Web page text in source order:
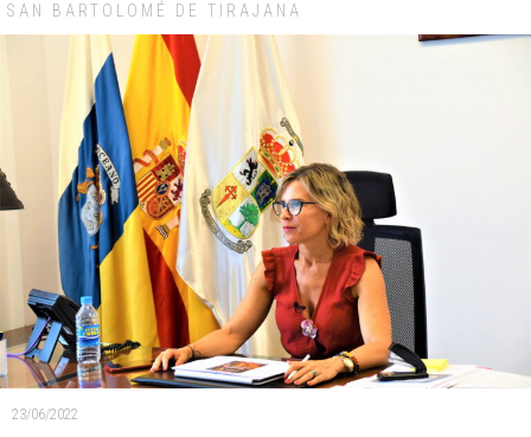
SAN BARTOLOMÉ DE TIRAJANA
23/06/2022